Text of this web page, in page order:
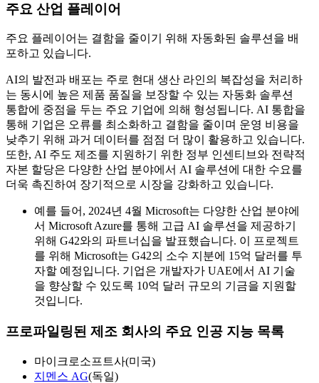
주요 산업 플레이어
주요 플레이어는 결함을 줄이기 위해 자동화된 솔루션을 배
포하고 있습니다.
AI의 발전과 배포는 주로 현대 생산 라인의 복잡성을 처리하
는 동시에 높은 제품 품질을 보장할 수 있는 자동화 솔루션
통합에 중점을 두는 주요 기업에 의해 형성됩니다. AI 통합을
통해 기업은 오류를 최소화하고 결함을 줄이며 운영 비용을
낮추기 위해 과거 데이터를 점점 더 많이 활용하고 있습니다.
또한, AI 주도 제조를 지원하기 위한 정부 인센티브와 전략적
자본 할당은 다양한 산업 분야에서 AI 솔루션에 대한 수요를
더욱 촉진하여 장기적으로 시장을 강화하고 있습니다.
예를 들어, 2024년 4월 Microsoft는 다양한 산업 분야에
서 Microsoft Azure를 통해 고급 AI 솔루션을 제공하기
위해 G42와의 파트너십을 발표했습니다. 이 프로젝트
를 위해 Microsoft는 G42의 소수 지분에 15억 달러를 투
자할 예정입니다. 기업은 개발자가 UAE에서 AI 기술
을 향상할 수 있도록 10억 달러 규모의 기금을 지원할
것입니다.
프로파일링된 제조 회사의 주요 인공 지능 목록
마이크로소프트사(미국)
지멘스 AG(독일)